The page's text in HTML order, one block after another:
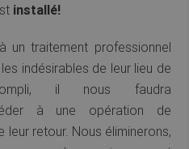
installé!
un traitement professionnel
indésirables de leur lieu de
il nous faudra
à une opération de
retour. Nous éliminerons,